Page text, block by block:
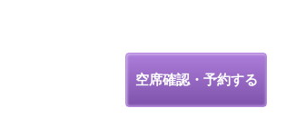
空席確認・予約する